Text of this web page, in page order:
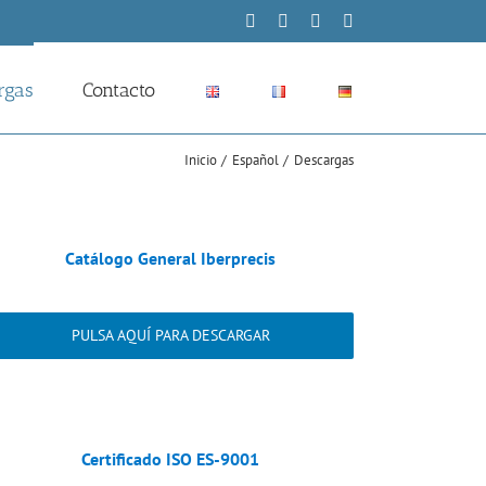
LinkedIn
Skype Vimeo
Contacto
Inicio Español Descargas
Catálogo General Iberprecis
PULSA AQUÍ PARA DESCARGAR
Certificado ISO ES-9001